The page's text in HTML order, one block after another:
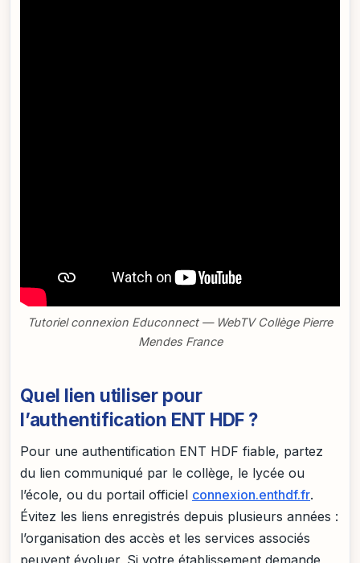
Tutoriel connexion Educonnect — WebTV Collège Pierre
Mendes France
Quel lien utiliser pour
l’authentification ENT HDF ?
Pour une authentification ENT HDF fiable, partez
du lien communiqué par le collège, le lycée ou
l’école, ou du portail officiel connexion.enthdf.fr.
Évitez les liens enregistrés depuis plusieurs années :
l’organisation des accès et les services associés